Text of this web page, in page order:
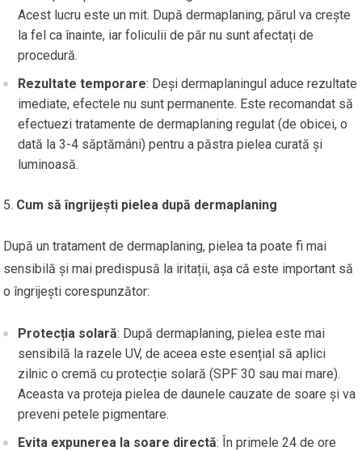
Acest lucru este un mit. După dermaplaning, părul va crește
la fel ca înainte, iar foliculii de păr nu sunt afectați de
procedură.
Rezultate temporare: Deși dermaplaningul aduce rezultate
imediate, efectele nu sunt permanente. Este recomandat să
efectuezi tratamente de dermaplaning regulat (de obicei, o
dată la 3-4 săptămâni) pentru a păstra pielea curată și
luminoasă.
Cum să îngrijești pielea după dermaplaning
După un tratament de dermaplaning, pielea ta poate fi mai
sensibilă și mai predispusă la iritații, așa că este important să
o îngrijești corespunzător:
Protecția solară: După dermaplaning, pielea este mai
sensibilă la razele UV, de aceea este esențial să aplici
zilnic o cremă cu protecție solară (SPF 30 sau mai mare).
Aceasta va proteja pielea de daunele cauzate de soare și va
preveni petele pigmentare.
Evita expunerea la soare directă: În primele 24 de ore